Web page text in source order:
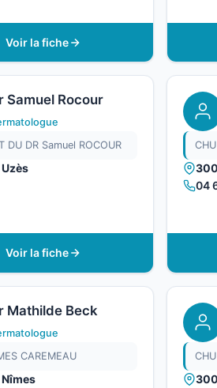
Voir la fiche
Samuel Rocour
DU DR Samuel ROCOUR
Voir la fiche
04
Mathilde Beck
CAREMEAU